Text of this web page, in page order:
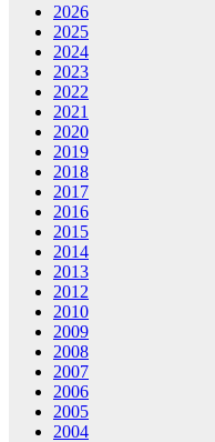
2026
2025
2024
2023
2022
2021
2020
2019
2018
2017
2016
2015
2014
2013
2012
2010
2009
2008
2007
2006
2005
2004